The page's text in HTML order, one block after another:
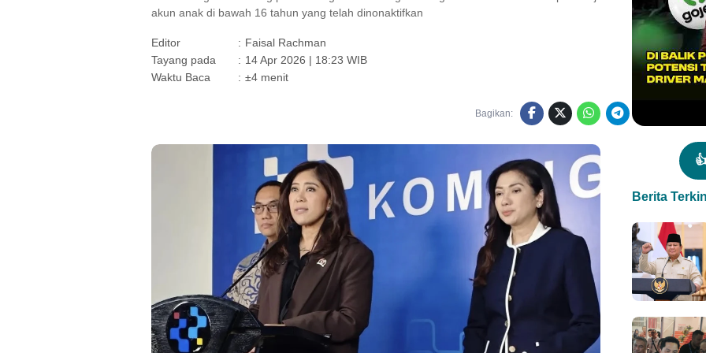
akun anak di bawah 16 tahun yang telah dinonaktifkan
Editor : Faisal Rachman
Tayang pada
: 14 Apr 2026 | 18:23 WIB
Waktu Baca
: ±4 menit
Bagikan:
Berita